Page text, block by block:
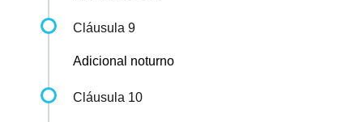
Cláusula 9
Adicional noturno
Cláusula 10